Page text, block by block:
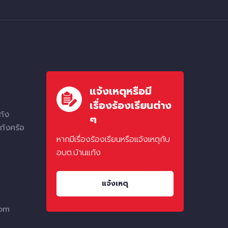
ง
งคร้อ
แจ้งเหตุหรือมี
เรื่องร้องเรียนต่าง
ๆ
หากมีเรื่องร้องเรียนหรือแจ้งเหตุกับ
อบต.บ้านแก้ง
แจ้งเหตุ